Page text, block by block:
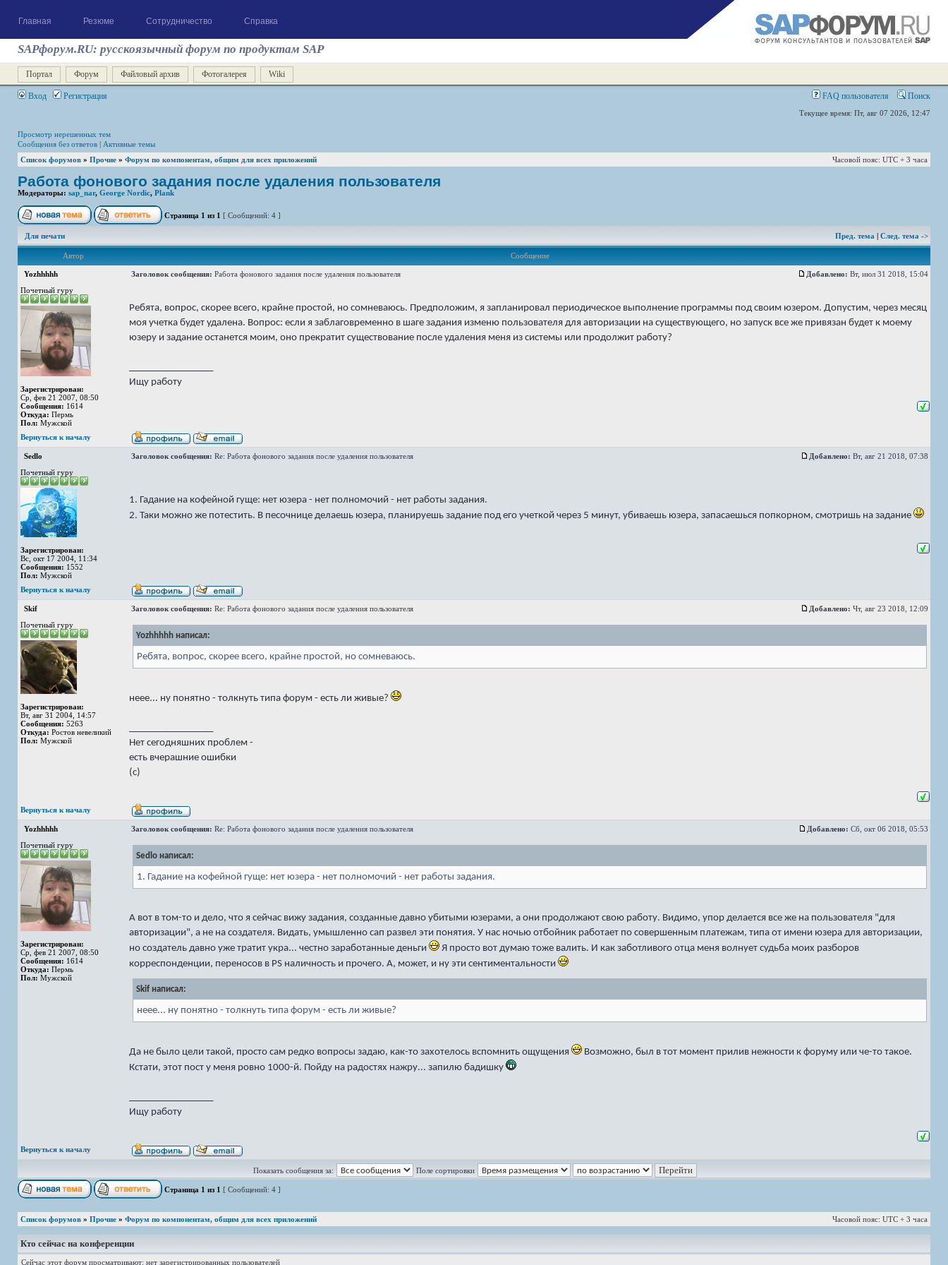
Главная Резюме Сотрудничество Справка
SAPфорум.RU: русскоязычный форум по продуктам SAP
Портал Форум Файловый архив Фотогалерея Wiki
Вход Регистрация FAQ пользователя Поиск
Текущее время: Пт, авг 07 2026, 12:47
Просмотр нерешенных тем
Сообщения без ответов | Активные темы
Список форумов » Прочие » Форум по компонентам, общим для всех приложений Часовой пояс: UTC + 3 часа
Работа фонового задания после удаления пользователя
Модераторы: sap_nar, George Nordic, Plank
Страница 1 из 1 [ Сообщений: 4 ]
Для печати Пред. тема | След. тема ->
Автор Сообщение
Yozhhhhh Заголовок сообщения: Работа фонового задания после удаления пользователя Добавлено: Вт, июл 31 2018, 15:04
Почетный гуру
Зарегистрирован:
Ср, фев 21 2007, 08:50
Сообщения: 1614
Откуда: Пермь
Пол: Мужской
Ребята, вопрос, скорее всего, крайне простой, но сомневаюсь. Предположим, я запланировал периодическое выполнение программы под своим юзером. Допустим, через месяц
моя учетка будет удалена. Вопрос: если я заблаговременно в шаге задания изменю пользователя для авторизации на существующего, но запуск все же привязан будет к моему
юзеру и задание останется моим, оно прекратит существование после удаления меня из системы или продолжит работу?
Ищу работу
Вернуться к началу
Sedlo Заголовок сообщения: Re: Работа фонового задания после удаления пользователя Добавлено: Вт, авг 21 2018, 07:38
Почетный гуру
Зарегистрирован:
Вс, окт 17 2004, 11:34
Сообщения: 1552
Пол: Мужской
1. Гадание на кофейной гуще: нет юзера - нет полномочий - нет работы задания.
2. Таки можно же потестить. В песочнице делаешь юзера, планируешь задание под его учеткой через 5 минут, убиваешь юзера, запасаешься попкорном, смотришь на задание
Вернуться к началу
Skif Заголовок сообщения: Re: Работа фонового задания после удаления пользователя Добавлено: Чт, авг 23 2018, 12:09
Почетный гуру
Зарегистрирован:
Вт, авг 31 2004, 14:57
Сообщения: 5263
Откуда: Ростов невеликий
Пол: Мужской
Yozhhhhh написал:
Ребята, вопрос, скорее всего, крайне простой, но сомневаюсь.
неее... ну понятно - толкнуть типа форум - есть ли живые?
Нет сегодняшних проблем -
есть вчерашние ошибки
(с)
Вернуться к началу
Yozhhhhh Заголовок сообщения: Re: Работа фонового задания после удаления пользователя Добавлено: Сб, окт 06 2018, 05:53
Почетный гуру
Зарегистрирован:
Ср, фев 21 2007, 08:50
Сообщения: 1614
Откуда: Пермь
Пол: Мужской
Sedlo написал:
1. Гадание на кофейной гуще: нет юзера - нет полномочий - нет работы задания.
А вот в том-то и дело, что я сейчас вижу задания, созданные давно убитыми юзерами, а они продолжают свою работу. Видимо, упор делается все же на пользователя "для
авторизации", а не на создателя. Видать, умышленно сап развел эти понятия. У нас ночью отбойник работает по совершенным платежам, типа от имени юзера для авторизации,
но создатель давно уже тратит укра... честно заработанные деньги
Я просто вот думаю тоже валить. И как заботливого отца меня волнует судьба моих разборов
корреспонденции, переносов в PS наличность и прочего. А, может, и ну эти сентиментальности
Skif написал:
неее... ну понятно - толкнуть типа форум - есть ли живые?
Да не было цели такой, просто сам редко вопросы задаю, как-то захотелось вспомнить ощущения
Возможно, был в тот момент прилив нежности к форуму или че-то такое.
Кстати, этот пост у меня ровно 1000-й. Пойду на радостях нажру... запилю бадишку
Ищу работу
Вернуться к началу
Показать сообщения за: Поле сортировки
Страница 1 из 1 [ Сообщений: 4 ]
Список форумов » Прочие » Форум по компонентам, общим для всех приложений Часовой пояс: UTC + 3 часа
Кто сейчас на конференции
Сейчас этот форум просматривают: нет зарегистрированных пользователей